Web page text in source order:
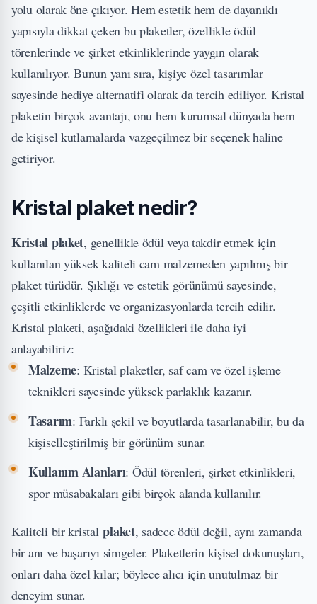
yolu olarak öne çıkıyor. Hem estetik hem de dayanıklı
yapısıyla dikkat çeken bu plaketler, özellikle ödül
törenlerinde ve şirket etkinliklerinde yaygın olarak
kullanılıyor. Bunun yanı sıra, kişiye özel tasarımlar
sayesinde hediye alternatifi olarak da tercih ediliyor. Kristal
plaketin birçok avantajı, onu hem kurumsal dünyada hem
de kişisel kutlamalarda vazgeçilmez bir seçenek haline
getiriyor.
Kristal plaket nedir?
Kristal plaket, genellikle ödül veya takdir etmek için
kullanılan yüksek kaliteli cam malzemeden yapılmış bir
plaket türüdür. Şıklığı ve estetik görünümü sayesinde,
çeşitli etkinliklerde ve organizasyonlarda tercih edilir.
Kristal plaketi, aşağıdaki özellikleri ile daha iyi
anlayabiliriz:
Malzeme: Kristal plaketler, saf cam ve özel işleme
teknikleri sayesinde yüksek parlaklık kazanır.
Tasarım: Farklı şekil ve boyutlarda tasarlanabilir, bu da
kişiselleştirilmiş bir görünüm sunar.
Kullanım Alanları: Ödül törenleri, şirket etkinlikleri,
spor müsabakaları gibi birçok alanda kullanılır.
Kaliteli bir kristalplaket, sadece ödül değil, aynı zamanda
bir anı ve başarıyı simgeler. Plaketlerin kişisel dokunuşları,
onları daha özel kılar; böylece alıcı için unutulmaz bir
deneyim sunar.